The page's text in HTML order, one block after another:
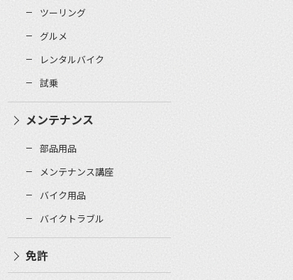
ツーリング
グルメ
レンタルバイク
試乗
メンテナンス
部品用品
メンテナンス講座
バイク用品
バイクトラブル
免許